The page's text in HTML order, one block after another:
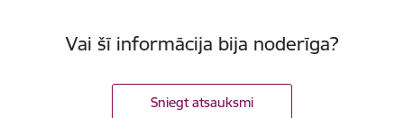
Vai šī informācija bija noderīga?
Sniegt atsauksmi